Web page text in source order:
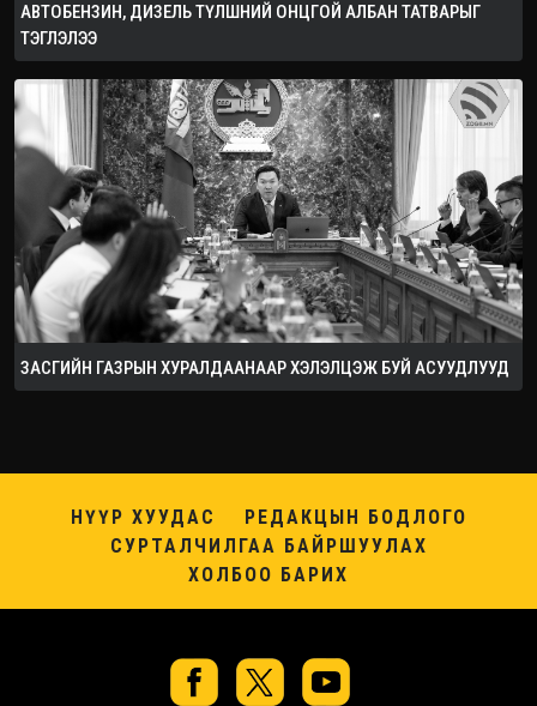
АВТОБЕНЗИН, ДИЗЕЛЬ ТҮЛШНИЙ ОНЦГОЙ АЛБАН ТАТВАРЫГ
ТЭГЛЭЛЭЭ
ЗАСГИЙН ГАЗРЫН ХУРАЛДААНААР ХЭЛЭЛЦЭЖ БУЙ АСУУДЛУУД
НҮҮР ХУУДАС
РЕДАКЦЫН БОДЛОГО
СУРТАЛЧИЛГАА БАЙРШУУЛАХ
ХОЛБОО БАРИХ